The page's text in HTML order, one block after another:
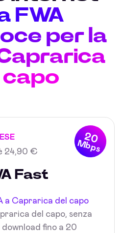
FWA
per la
capo
20
Mbps
24,90 €
Fast
a Caprarica del capo
del capo, senza
fino a 20